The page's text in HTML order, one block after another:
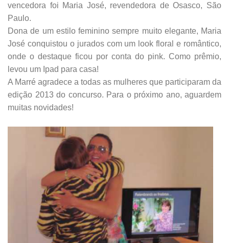
vencedora foi Maria José, revendedora de Osasco, São
Paulo.
Dona de um estilo feminino sempre muito elegante, Maria
José conquistou o jurados com um look floral e romântico,
onde o destaque ficou por conta do pink. Como prêmio,
levou um Ipad para casa!
A Marré agradece a todas as mulheres que participaram da
edição 2013 do concurso. Para o próximo ano, aguardem
muitas novidades!